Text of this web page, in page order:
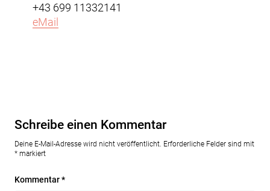
+43 699 11332141
eMail
Schreibe einen Kommentar
Deine E-Mail-Adresse wird nicht veröffentlicht. Erforderliche Felder sind mit
* markiert
Kommentar*